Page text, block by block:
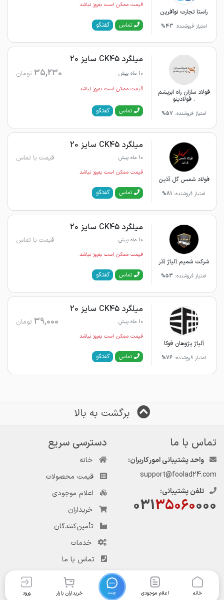
راستا تجارت نوآفرین
امتیاز فروشنده: 43%
قیمت ممکن است به‌روز نباشد
تماس گفتگو
فولاد سازان راه ابریشم
. فولادینو
امتیاز فروشنده: 57%
میلگرد CK45 سایز 20
10 ماه پیش 35,230 تومان
قیمت ممکن است به‌روز نباشد
تماس گفتگو
فولاد شمس گل آذین
امتیاز فروشنده: 81%
میلگرد CK45 سایز 20
10 ماه پیش قیمت با تماس
قیمت ممکن است به‌روز نباشد
تماس گفتگو
شرکت شمیم آلیاژ آذر
امتیاز فروشنده: 53%
میلگرد CK45 سایز 20
10 ماه پیش قیمت با تماس
قیمت ممکن است به‌روز نباشد
تماس گفتگو
آلیاژ پژوهان فوکا
امتیاز فروشنده: 76%
میلگرد CK45 سایز 20
10 ماه پیش 39,000 تومان
قیمت ممکن است به‌روز نباشد
تماس گفتگو
برگشت به بالا
تماس با ما
واحد پشتیبانی امور کاربران:
support@foolad24.com
تلفن پشتیبانی:
03135060000
دسترسی سریع
خانه
قیمت محصولات
اعلام موجودی
خریداران
تأمین‌کنندگان
خدمات
تماس با ما
خانه اعلام موجودی چت خریداران بازار ورود